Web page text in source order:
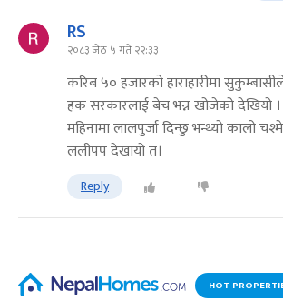
RS
२०८३ जेठ ५ गते २२:३३
करिब ५० हजारको हाराहारीमा
हक सरकारलाई बेच भन्न खोजेको देखियो
महिनामा लालपुर्जा दिन्छु भन्थ्यो कालो
ललीपप देखायो त।
Reply
HOT